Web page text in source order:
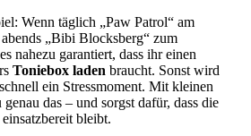
Wenn täglich „Paw Patrol“ am
„Bibi Blocksberg“ zum
nahezu garantiert, dass ihr einen
Toniebox laden braucht. Sonst wird
ein Stressmoment. Mit kleinen
das – und sorgst dafür, dass die
bleibt.